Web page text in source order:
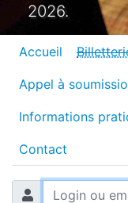
2026.
Accueil
Appel à
Informations
Contact